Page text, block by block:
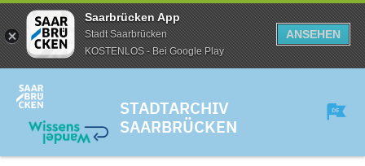
Saarbrücken App
Stadt Saarbrücken
KOSTENLOS - Bei Google Play
ANSEHEN
STADTARCHIV
SAARBRÜCKEN